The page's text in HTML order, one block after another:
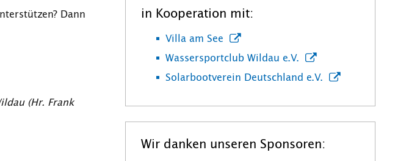
Dann
(Hr. Frank
in Kooperation mit:
Villa am See
Wassersportclub Wildau e.V.
Solarbootverein Deutschland e.V.
Wir danken unseren Sponsoren: